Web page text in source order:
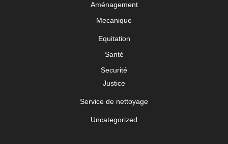
Aménagement
Mecanique
Equitation
Santé
Securité
Justice
Service de nettoyage
Uncategorized